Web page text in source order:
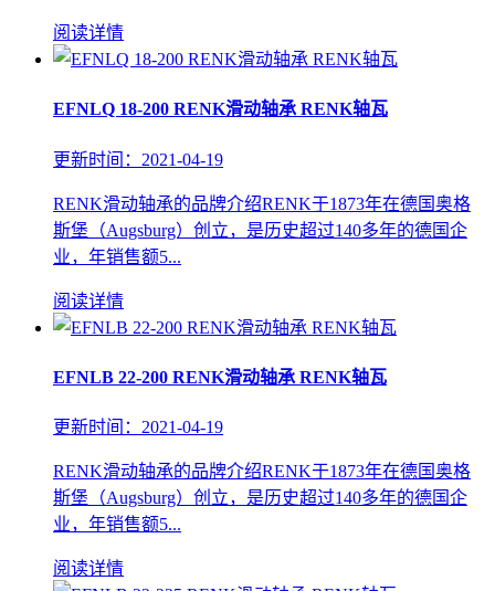
阅读详情
EFNLQ 18-200 RENK滑动轴承 RENK轴瓦
更新时间：2021-04-19
RENK滑动轴承的品牌介绍RENK于1873年在德国奥格
斯堡（Augsburg）创立，是历史超过140多年的德国企
业，年销售额5...
阅读详情
EFNLB 22-200 RENK滑动轴承 RENK轴瓦
更新时间：2021-04-19
RENK滑动轴承的品牌介绍RENK于1873年在德国奥格
斯堡（Augsburg）创立，是历史超过140多年的德国企
业，年销售额5...
阅读详情